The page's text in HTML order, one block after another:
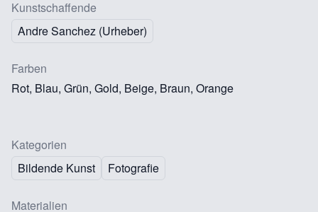
Kunstschaffende
Andre Sanchez (Urheber)
Farben
Rot, Blau, Grün, Gold, Beige, Braun, Orange
Kategorien
Bildende Kunst
Fotografie
Materialien